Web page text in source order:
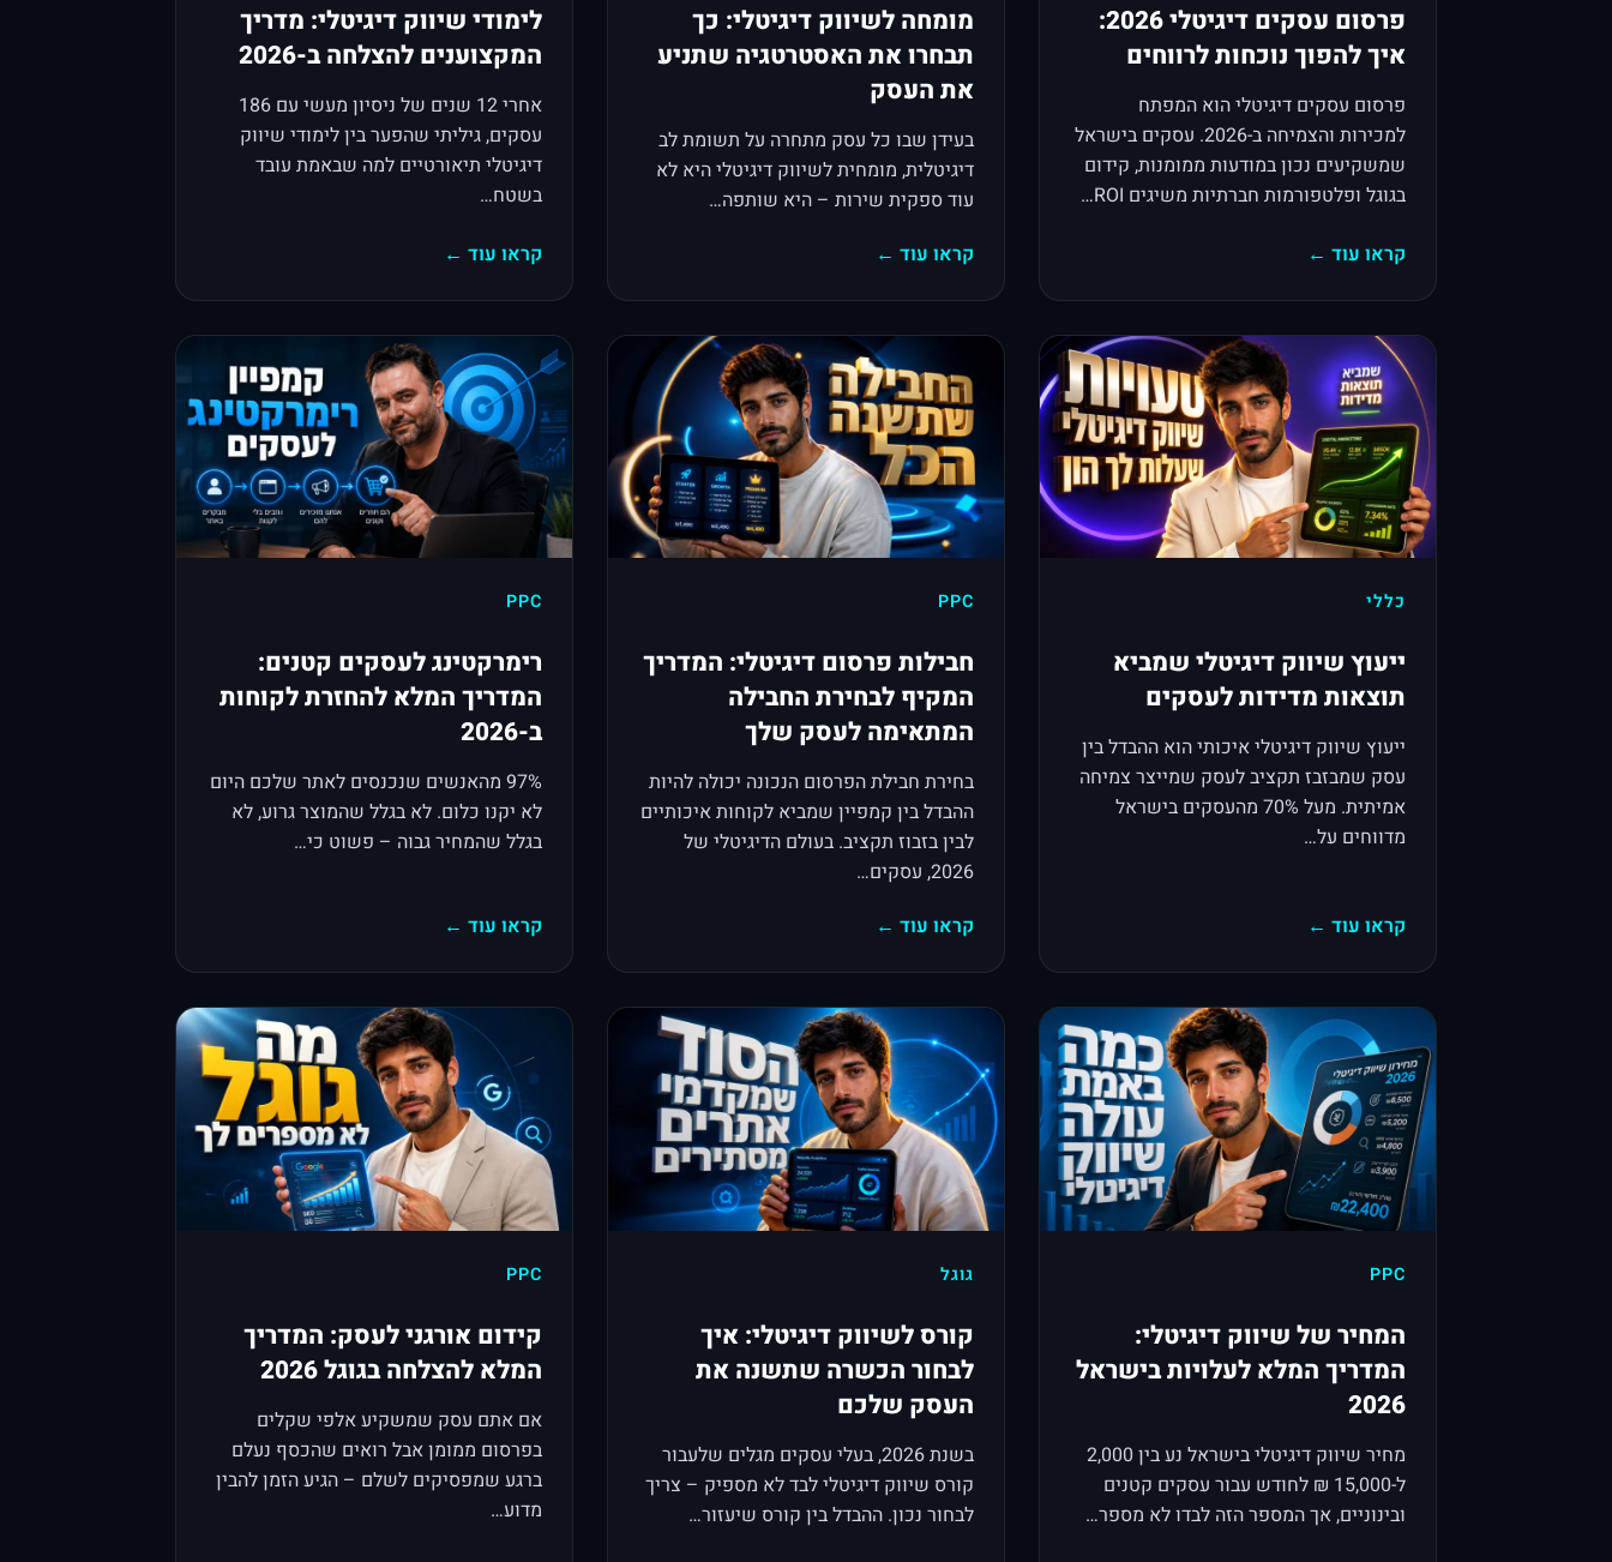
פרסום עסקים דיגיטלי 2026:
איך להפוך נוכחות לרווחים
פרסום עסקים דיגיטלי הוא המפתח
למכירות והצמיחה ב-2026. עסקים בישראל
שמשקיעים נכון במודעות ממומנות, קידום
בגוגל ופלטפורמות חברתיות משיגים ROI…
קראו עוד ←
מומחה לשיווק דיגיטלי: כך
תבחרו את האסטרטגיה שתניע
את העסק
בעידן שבו כל עסק מתחרה על תשומת לב
דיגיטלית, מומחית לשיווק דיגיטלי היא לא
עוד ספקית שירות – היא שותפה…
קראו עוד ←
לימודי שיווק דיגיטלי: מדריך
המקצוענים להצלחה ב-2026
אחרי 12 שנים של ניסיון מעשי עם 186
עסקים, גיליתי שהפער בין לימודי שיווק
דיגיטלי תיאורטיים למה שבאמת עובד
בשטח…
קראו עוד ←
כללי
ייעוץ שיווק דיגיטלי שמביא
תוצאות מדידות לעסקים
ייעוץ שיווק דיגיטלי איכותי הוא ההבדל בין
עסק שמבזבז תקציב לעסק שמייצר צמיחה
אמיתית. מעל 70% מהעסקים בישראל
מדווחים על…
קראו עוד ←
PPC
חבילות פרסום דיגיטלי: המדריך
המקיף לבחירת החבילה
המתאימה לעסק שלך
בחירת חבילת הפרסום הנכונה יכולה להיות
ההבדל בין קמפיין שמביא לקוחות איכותיים
לבין בזבוז תקציב. בעולם הדיגיטלי של
2026, עסקים…
קראו עוד ←
PPC
רימרקטינג לעסקים קטנים:
המדריך המלא להחזרת לקוחות
ב-2026
97% מהאנשים שנכנסים לאתר שלכם היום
לא יקנו כלום. לא בגלל שהמוצר גרוע, לא
בגלל שהמחיר גבוה – פשוט כי…
קראו עוד ←
PPC
המחיר של שיווק דיגיטלי:
המדריך המלא לעלויות בישראל
2026
מחיר שיווק דיגיטלי בישראל נע בין 2,000
ל-15,000 ₪ לחודש עבור עסקים קטנים
ובינוניים, אך המספר הזה לבדו לא מספר…
גוגל
קורס לשיווק דיגיטלי: איך
לבחור הכשרה שתשנה את
העסק שלכם
בשנת 2026, בעלי עסקים מגלים שלעבור
קורס שיווק דיגיטלי לבד לא מספיק – צריך
לבחור נכון. ההבדל בין קורס שיעזור…
PPC
קידום אורגני לעסק: המדריך
המלא להצלחה בגוגל 2026
אם אתם עסק שמשקיע אלפי שקלים
בפרסום ממומן אבל רואים שהכסף נעלם
ברגע שמפסיקים לשלם – הגיע הזמן להבין
מדוע…